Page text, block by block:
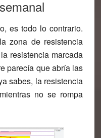
es todo lo contrario.
zona de resistencia
resistencia marcada
parecía que abría las
sabes, la resistencia
no se rompa